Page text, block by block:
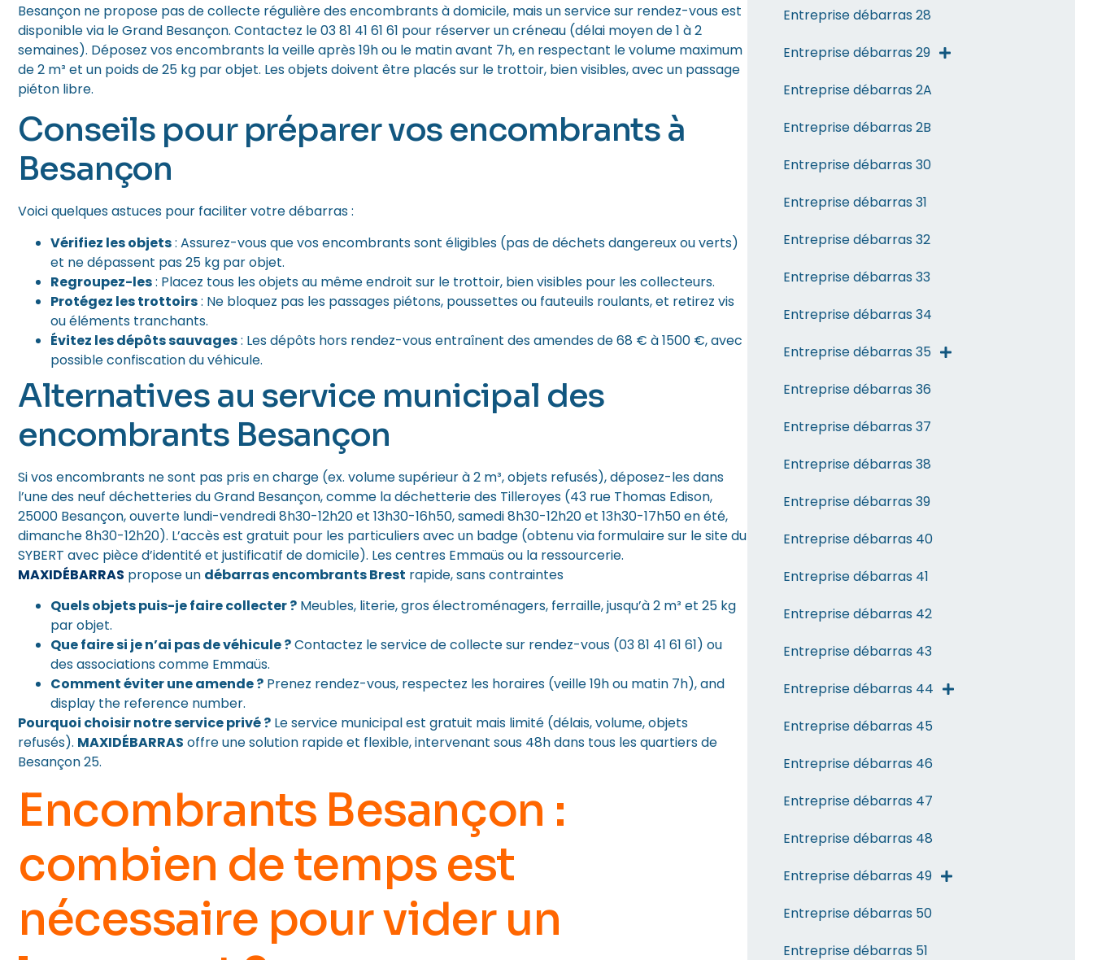
Besançon ne propose pas de collecte régulière des encombrants à domicile, mais un service sur rendez-vous est
disponible via le Grand Besançon. Contactez le 03 81 41 61 61 pour réserver un créneau (délai moyen de 1 à 2
semaines). Déposez vos encombrants la veille après 19h ou le matin avant 7h, en respectant le volume maximum
de 2 m³ et un poids de 25 kg par objet. Les objets doivent être placés sur le trottoir, bien visibles, avec un passage
piéton libre.
Conseils pour préparer vos encombrants à
Besançon
Voici quelques astuces pour faciliter votre débarras :
Vérifiez les objets: Assurez-vous que vos encombrants sont éligibles (pas de déchets dangereux ou verts)
et ne dépassent pas 25 kg par objet.
Regroupez-les: Placez tous les objets au même endroit sur le trottoir, bien visibles pour les collecteurs.
Protégez les trottoirs: Ne bloquez pas les passages piétons, poussettes ou fauteuils roulants, et retirez vis
ou éléments tranchants.
Évitez les dépôts sauvages: Les dépôts hors rendez-vous entraînent des amendes de 68 € à 1500 €, avec
possible confiscation du véhicule.
Alternatives au service municipal des
encombrants Besançon
Si vos encombrants ne sont pas pris en charge (ex. volume supérieur à 2 m³, objets refusés), déposez-les dans
l’une des neuf déchetteries du Grand Besançon, comme la déchetterie des Tilleroyes (43 rue Thomas Edison,
25000 Besançon, ouverte lundi-vendredi 8h30-12h20 et 13h30-16h50, samedi 8h30-12h20 et 13h30-17h50 en été,
dimanche 8h30-12h20). L’accès est gratuit pour les particuliers avec un badge (obtenu via formulaire sur le site du
SYBERT avec pièce d’identité et justificatif de domicile). Les centres Emmaüs ou la ressourcerie.
MAXIDÉBARRAS propose un débarras encombrants Brest rapide, sans contraintes
Quels objets puis-je faire collecter ? Meubles, literie, gros électroménagers, ferraille, jusqu’à 2 m³ et 25 kg
par objet.
Que faire si je n’ai pas de véhicule ?Contactez le service de collecte sur rendez-vous (03 81 41 61 61) ou
des associations comme Emmaüs.
Comment éviter une amende ? Prenez rendez-vous, respectez les horaires (veille 19h ou matin 7h), and
display the reference number.
Pourquoi choisir notre service privé ? Le service municipal est gratuit mais limité (délais, volume, objets
refusés). MAXIDÉBARRAS offre une solution rapide et flexible, intervenant sous 48h dans tous les quartiers de
Besançon 25.
Encombrants Besançon :
combien de temps est
nécessaire pourvider un
Entreprise débarras 28
Entreprise débarras 29
Entreprise débarras 2A
Entreprise débarras 2B
Entreprise débarras 30
Entreprise débarras 31
Entreprise débarras 32
Entreprise débarras 33
Entreprise débarras 34
Entreprise débarras 35
Entreprise débarras 36
Entreprise débarras 37
Entreprise débarras 38
Entreprise débarras 39
Entreprise débarras 40
Entreprise débarras 41
Entreprise débarras 42
Entreprise débarras 43
Entreprise débarras 44
Entreprise débarras 45
Entreprise débarras 46
Entreprise débarras 47
Entreprise débarras 48
Entreprise débarras 49
Entreprise débarras 50
Entreprise débarras 51